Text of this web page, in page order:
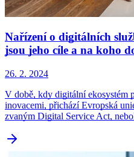
Nařízení o digitálních
jsou jeho cíle a na koho
26. 2. 2024
V době, kdy digitální ekosystém
inovacemi, přichází Evropská
zvaným Digital Service Act,